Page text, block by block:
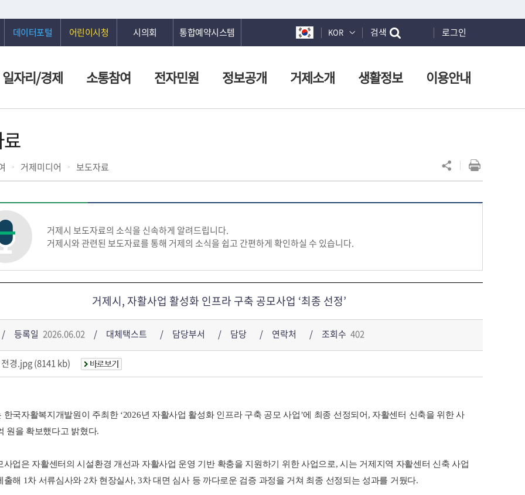
데이터포털 어린이시청 시의회 통합예약시스템 KOR 검색 로그인
일자리/경제 소통참여 전자민원 정보공개 거제소개 생활정보 이용안내
거제미디어 보도자료
거제시 보도자료의 소식을 신속하게 알려드립니다.
거제시와 관련된 보도자료를 통해 거제의 소식을 쉽고 간편하게 확인하실 수 있습니다.
거제시, 자활사업 활성화 인프라 구축 공모사업 ‘최종 선정’
등록일 2026.06.02 대체택스트 담당부서 담당 연락처 조회수 402
경.jpg (8141 kb)
한국자활복지개발원이 주최한 ‘2026년 자활사업 활성화 인프라 구축 공모 사업’에 최종 선정되어, 자활센터 신축을 위한 사
원을 확보했다고 밝혔다.
사업은 자활센터의 시설환경 개선과 자활사업 운영 기반 확충을 지원하기 위한 사업으로, 시는 거제지역 자활센터 신축 사업
출해 1차 서류심사와 2차 현장실사, 3차 대면 심사 등 까다로운 검증 과정을 거쳐 최종 선정되는 성과를 거뒀다.